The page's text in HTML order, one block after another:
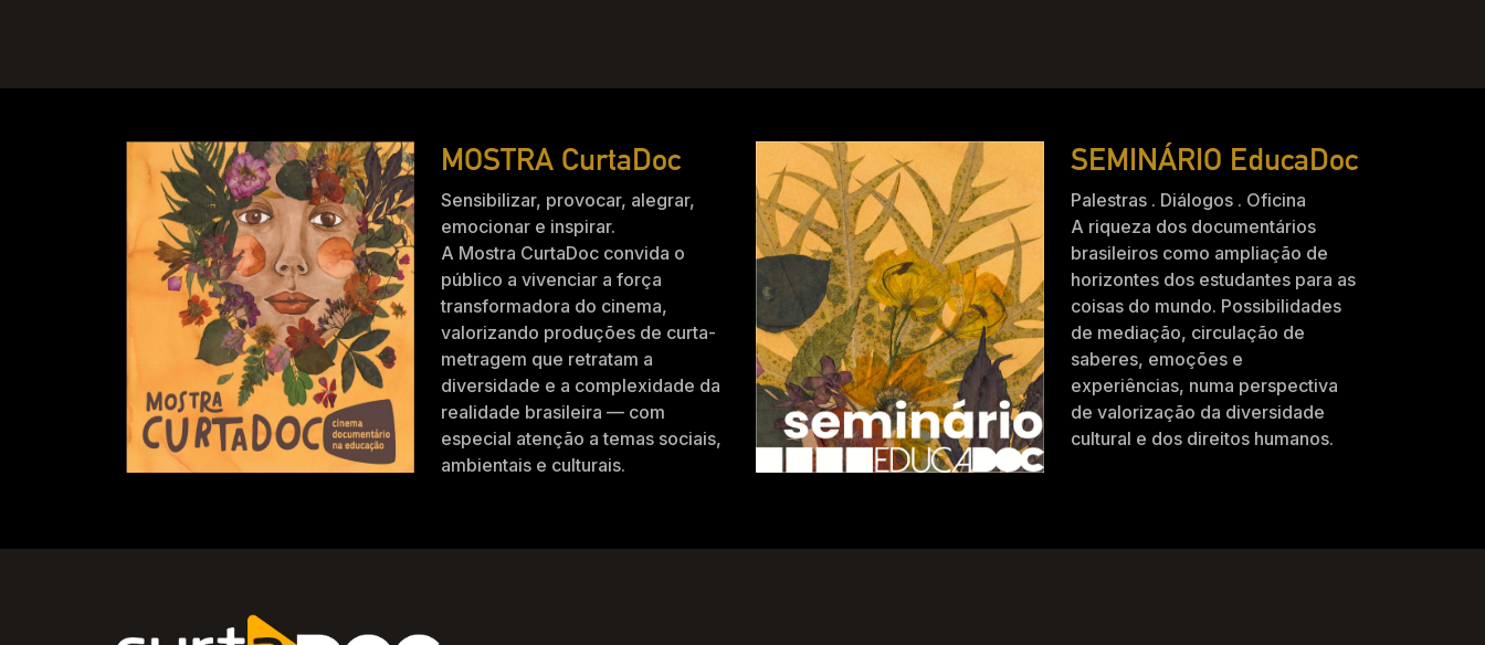
MOSTRA CurtaDoc
Sensibilizar, provocar, alegrar,
emocionar e inspirar.
A Mostra CurtaDoc convida o
público a vivenciar a força
transformadora do cinema,
valorizando produções de curta-
metragem que retratam a
diversidade e a complexidade da
realidade brasileira — com
especial atenção a temas sociais,
ambientais e culturais.
SEMINÁRIO EducaDoc
Palestras . Diálogos . Oficina
A riqueza dos documentários
brasileiros como ampliação de
horizontes dos estudantes para as
coisas do mundo. Possibilidades
de mediação, circulação de
saberes, emoções e
experiências, numa perspectiva
de valorização da diversidade
cultural e dos direitos humanos.